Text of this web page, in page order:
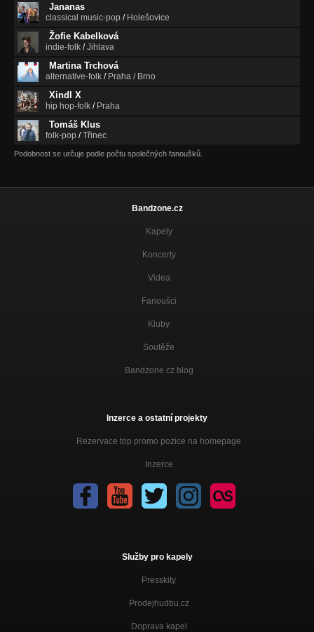
Jananas
classical music-pop / Holešovice
Žofie Kabelková
indie-folk /Jihlava
Martina Trchová
alternative-folk / Praha / Brno
Xindl X
hip hop-folk / Praha
Tomáš Klus
folk-pop /Třinec
Podobnost se určuje podle počtu společných fanoušků.
Bandzone.cz
Kapely
Koncerty
Videa
Fanoušci
Kluby
Soutěže
Bandzone.cz blog
Inzerce a ostatní projekty
Rezervace top promo pozice na homepage
Inzerce
Služby pro kapely
Presskity
Prodejhudbu.cz
Doprava kapel